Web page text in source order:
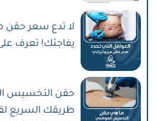
لا تدع سعر حقن
يفاجئك! تعرف
حقن التخسيس
طريقك السريع